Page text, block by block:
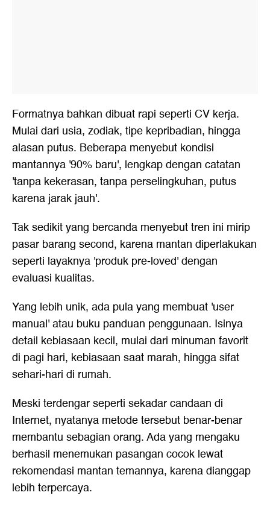
Formatnya bahkan dibuat rapi seperti CV kerja.
Mulai dari usia, zodiak, tipe kepribadian, hingga
alasan putus. Beberapa menyebut kondisi
mantannya '90% baru', lengkap dengan catatan
'tanpa kekerasan, tanpa perselingkuhan, putus
karena jarak jauh'.
Tak sedikit yang bercanda menyebut tren ini mirip
pasar barang second, karena mantan diperlakukan
seperti layaknya 'produk pre-loved' dengan
evaluasi kualitas.
Yang lebih unik, ada pula yang membuat 'user
manual' atau buku panduan penggunaan. Isinya
detail kebiasaan kecil, mulai dari minuman favorit
di pagi hari, kebiasaan saat marah, hingga sifat
sehari-hari di rumah.
Meski terdengar seperti sekadar candaan di
Internet, nyatanya metode tersebut benar-benar
membantu sebagian orang. Ada yang mengaku
berhasil menemukan pasangan cocok lewat
rekomendasi mantan temannya, karena dianggap
lebih terpercaya.